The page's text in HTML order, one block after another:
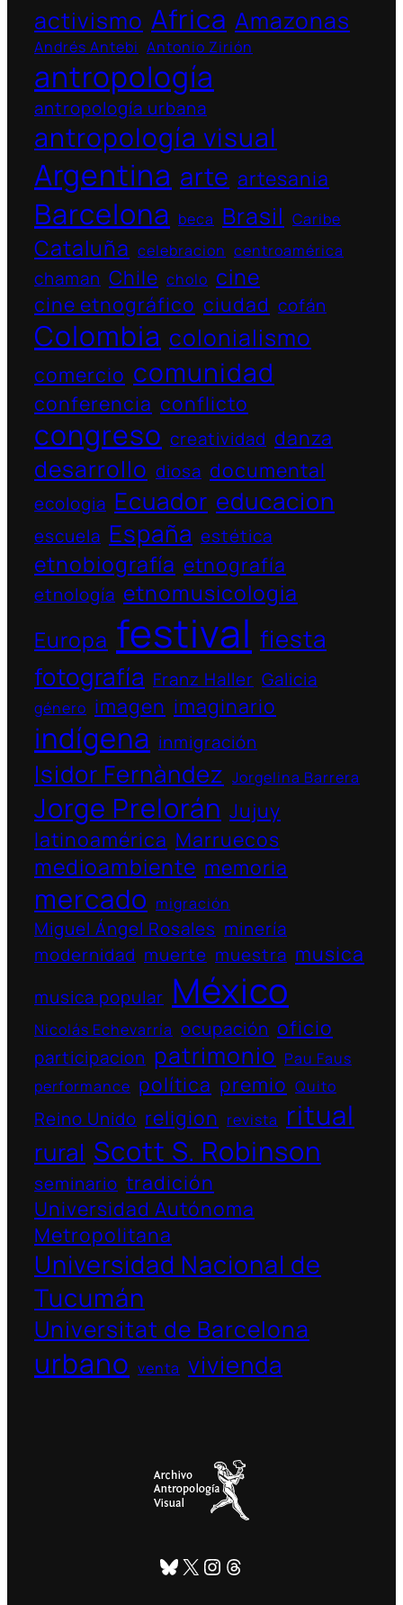
activismo Africa Amazonas
Andrés Antebi Antonio Zirión
antropología
antropología urbana
antropología visual
Argentina arte artesania
Barcelona beca Brasil Caribe
Cataluña celebracion centroamérica
chaman Chile cholo cine
cine etnográfico ciudad cofán
Colombia colonialismo
comercio comunidad
conferencia conflicto
congreso creatividad danza
desarrollo diosa documental
ecologia Ecuador educacion
escuela España estética
etnobiografía etnografía
etnología etnomusicologia
Europa festival fiesta
fotografía Franz Haller Galicia
género imagen imaginario
indígena inmigración
Isidor Fernàndez Jorgelina Barrera
Jorge Prelorán Jujuy
latinoamérica Marruecos
medioambiente memoria
mercado migración
Miguel Ángel Rosales minería
modernidad muerte muestra musica
musica popular México
Nicolás Echevarría ocupación oficio
participacion patrimonio Pau Faus
performance política premio Quito
Reino Unido religion revista ritual
rural Scott S. Robinson
seminario tradición
Universidad Autónoma
Metropolitana
Universidad Nacional de
Tucumán
Universitat de Barcelona
urbano venta vivienda
Bluesky
X Instagram
Threads